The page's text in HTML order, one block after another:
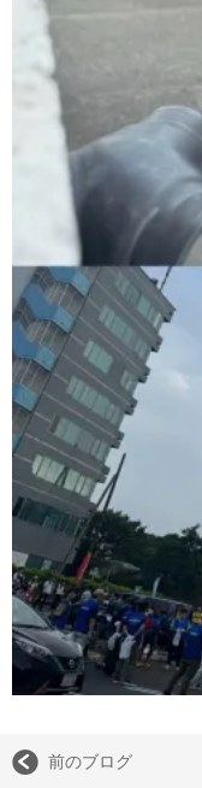
前のブログ